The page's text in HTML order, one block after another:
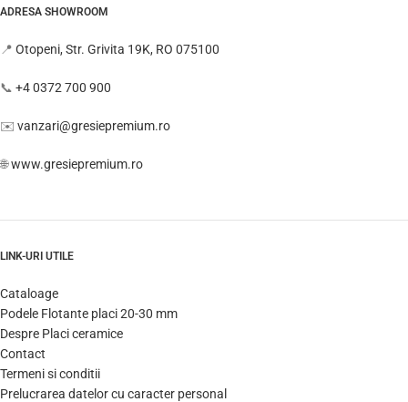
ADRESA SHOWROOM
📍 Otopeni, Str. Grivita 19K, RO 075100
📞 +4 0372 700 900
✉️ vanzari@gresiepremium.ro
🌐www.gresiepremium.ro
LINK-URI UTILE
Cataloage
Podele Flotante placi 20-30 mm
Despre Placi ceramice
Contact
Termeni si conditii
Prelucrarea datelor cu caracter personal